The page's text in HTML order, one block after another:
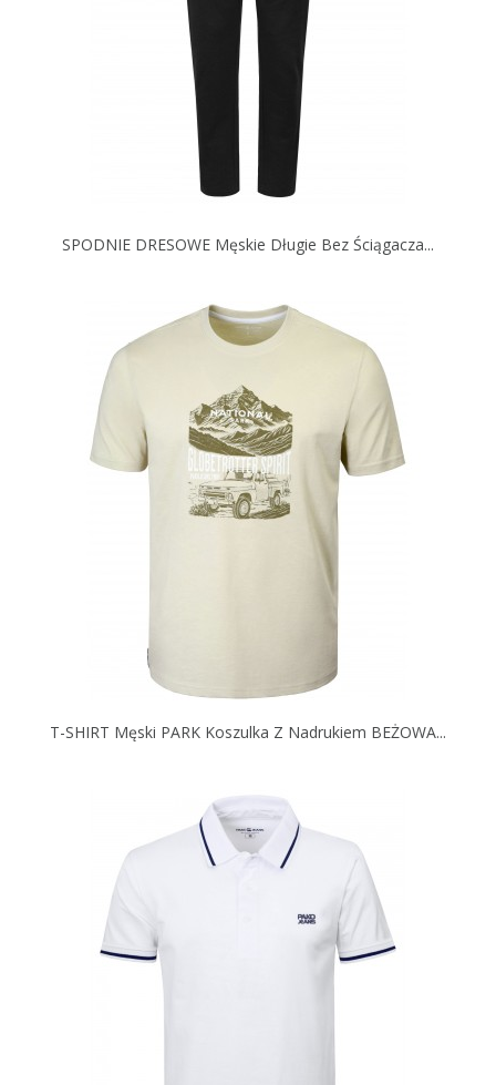
SPODNIE DRESOWE Męskie Długie Bez Ściągacza...
T-SHIRT Męski PARK Koszulka Z Nadrukiem BEŻOWA...